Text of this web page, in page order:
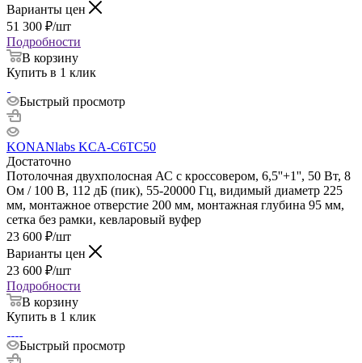
Варианты цен
51 300 ₽/шт
Подробности
В корзину
Купить в 1 клик
Быстрый просмотр
KONANlabs KCA-C6TC50
Достаточно
Потолочная двухполосная АС с кроссовером, 6,5''+1'', 50 Вт, 8
Ом / 100 В, 112 дБ (пик), 55-20000 Гц, видимый диаметр 225
мм, монтажное отверстие 200 мм, монтажная глубина 95 мм,
сетка без рамки, кевларовый вуфер
23 600 ₽/шт
Варианты цен
23 600 ₽/шт
Подробности
В корзину
Купить в 1 клик
Быстрый просмотр